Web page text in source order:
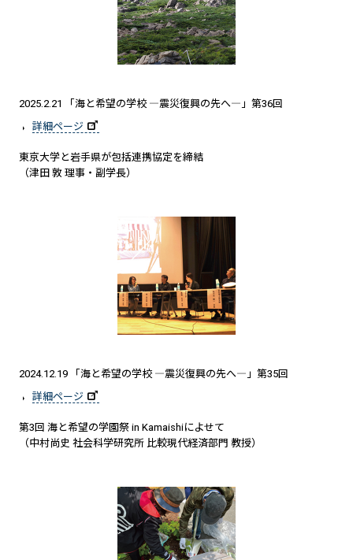
2025.2.21 「海と希望の学校 ―震災復興の先へ―」第36回
詳細ページ
東京大学と岩手県が包括連携協定を締結
（津田 敦 理事・副学長）
2024.12.19 「海と希望の学校 ―震災復興の先へ―」第35回
詳細ページ
第3回 海と希望の学園祭 in Kamaishiによせて
（中村尚史 社会科学研究所 比較現代経済部門 教授）